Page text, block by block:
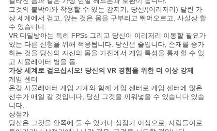
스
사
이
트
맵
그것의 붙박이와 착용할 수 있는 감지기, 당신/(이리저리) 달린 가
상 세계에서 걷고, 앉는 것은 몸을 구부리고 뛰어오르고, 사실상 할
수 있습니다.
VR 디딜방아는 특히 FPSs 그리고 당신이 이리저리 이동할 필요가
있는 다른 신청을 위해 적응됩니다. 당신은 줄입니다, 존재를 증가
하는 것을 당신의 자신의 몸을 가진에서 게임 특성을 통제할 수 있
고 시뮬레이터 병을 돕.
가상 세계로 걸으십시오! 당신의 VR 경험을 위한 더 이상 강제
게임 센터
온갖 시뮬레이터 게임 기계와 함께 게임 센터로 게임 센터에 많은
선수가 매일 갈 것입니다, 당신 그것을 끼워넣을 수 있습니다 있습
니다.
상점가
당신은 그것을 안쪽에 둘 수 있거나 상점가 이상으로, 사람들이로